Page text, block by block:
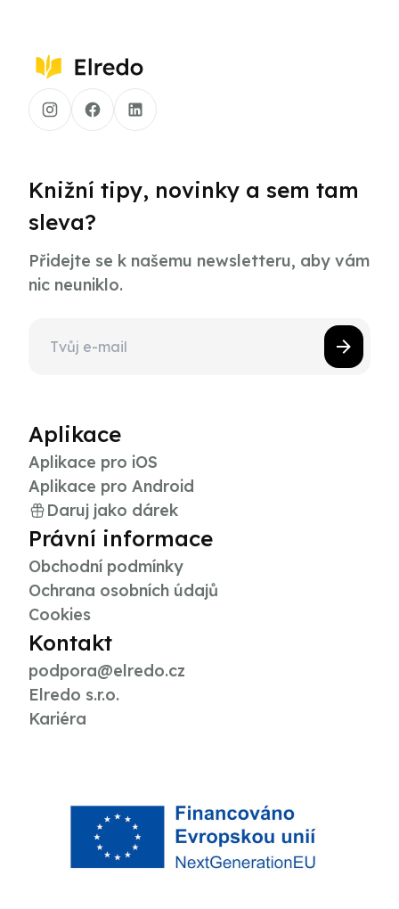
Knižní tipy, novinky a sem tam
sleva?
Přidejte se k našemu newsletteru, aby vám
nic neuniklo.
Aplikace
Aplikace pro iOS
Aplikace pro Android
Daruj jako dárek
Právní informace
Obchodní podmínky
Ochrana osobních údajů
Cookies
Kontakt
podpora@elredo.cz
Elredo s.r.o.
Kariéra